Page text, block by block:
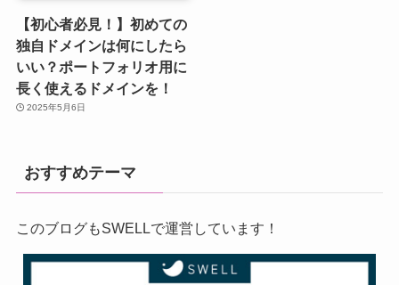
【初心者必見！】初めての
独自ドメインは何にしたら
いい？ポートフォリオ用に
長く使えるドメインを！
2025年5月6日
おすすめテーマ
このブログもSWELLで運営しています！